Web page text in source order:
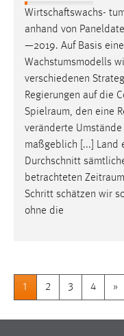
Wirtschaftswachs-
anhand von
—2019. Auf Basis
Wachstumsmodells
verschiedenen
Regierungen auf die
Spielraum, den eine
veränderte
maßgeblich [...] Land
Durchschnitt
betrachteten Zeitraum
Schritt schätzen wir
ohne die
1 2 3 4 »